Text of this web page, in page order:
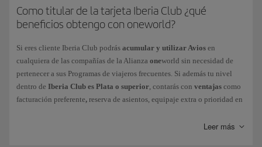
En el caso de Contraseña caducada , deberás seguir las indicaciones que
te proporciona el mismo sistema al introducirlo. Recuerda que deberás
desde el menú Mi Perfil > Configuración de tu cuenta > Seguridad e
inicio de sesión.
Si se ha producido un bloqueo de tu cuenta
, contacta con nosotros a
través de este
formulario
Como titular de la tarjeta Iberia Club ¿qué
beneficios obtengo con oneworld?
Si eres cliente Iberia Club podrás acumular y utilizar Avios en
cualquiera de las compañías de la Alianza oneworld sin necesidad de
pertenecer a sus Programas de viajeros frecuentes. Si además tu nivel
dentro de Iberia Club es Plata o superior, contarás con ventajas como
facturación preferente, reserva de asientos, equipaje extra o prioridad en
al volar en otrasLeer más